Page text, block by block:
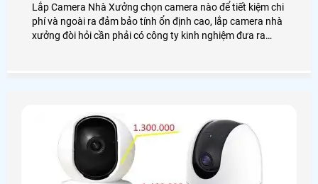
Lắp Camera Nhà Xưởng chọn camera nào để tiết kiệm chi
phí và ngoài ra đảm bảo tính ổn định cao, lắp camera nhà
xưởng đòi hỏi cần phải có công ty kinh nghiệm đưa ra